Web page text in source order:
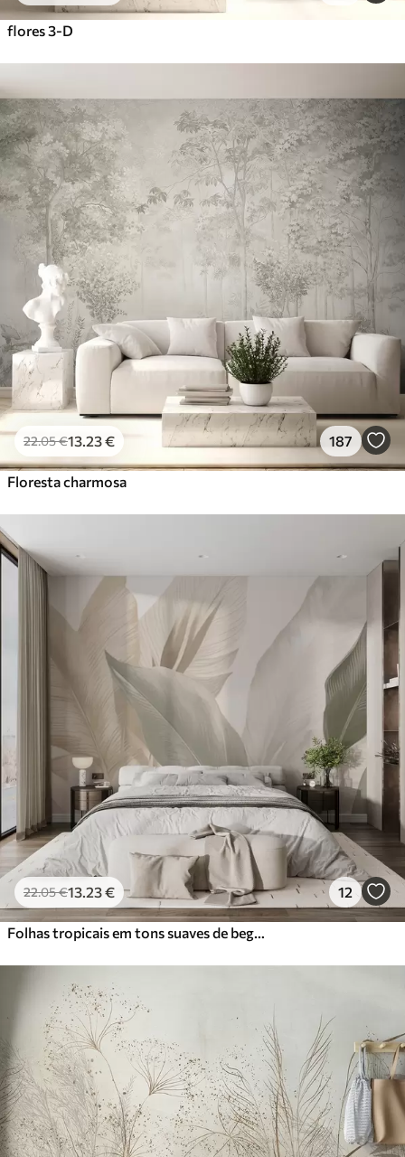
flores 3-D
22.05€13 .23€ 187
Floresta charmosa
22.05€13 .23€ 12